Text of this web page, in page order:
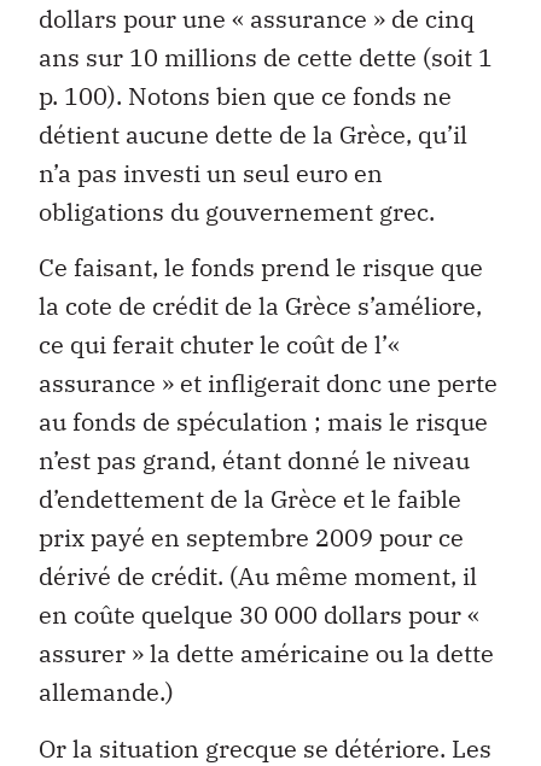
dollars pour une « assurance » de cinq
ans sur 10 millions de cette dette (soit 1
p. 100). Notons bien que ce fonds ne
détient aucune dette de la Grèce, qu’il
n’a pas investi un seul euro en
obligations du gouvernement grec.
Ce faisant, le fonds prend le risque que
la cote de crédit de la Grèce s’améliore,
ce qui ferait chuter le coût de l’«
assurance » et infligerait donc une perte
au fonds de spéculation ; mais le risque
n’est pas grand, étant donné le niveau
d’endettement de la Grèce et le faible
prix payé en septembre 2009 pour ce
dérivé de crédit. (Au même moment, il
en coûte quelque 30 000 dollars pour «
assurer » la dette américaine ou la dette
allemande.)
Or la situation grecque se détériore. Les